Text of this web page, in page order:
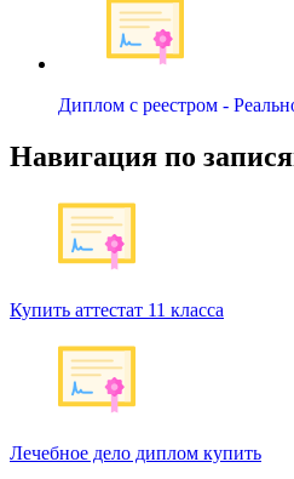
Диплом с реестром -
Навигация по
Купить аттестат 11 класса
Лечебное дело диплом купить